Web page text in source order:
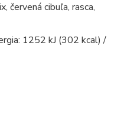
červená cibuľa, rasca,
1252 kJ (302 kcal) /